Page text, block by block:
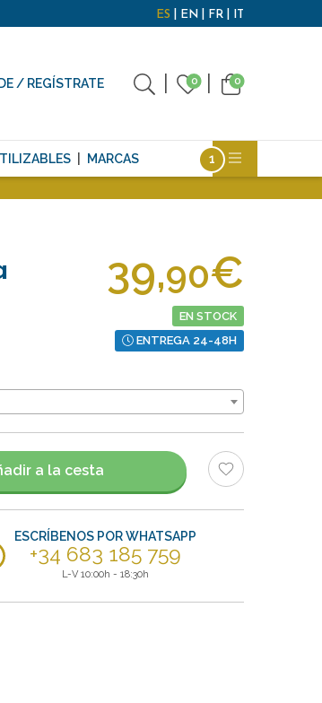
ES EN FR IT
/ REGÍSTRATE 0 0
MARCAS
39,90€
EN STOCK
ENTREGA 24-48H
a la cesta
ESCRÍBENOS POR WHATSAPP
+34 683 185 759
L-V 10:00h - 18:30h